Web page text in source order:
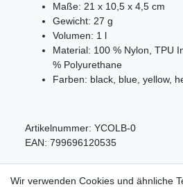
Maße: 21 x 10,5 x 4,5 cm
Gewicht: 27 g
Volumen: 1 l
Material: 100 % Nylon, TPU
% Polyurethane
Farben: black, blue, yellow,
Artikelnummer: YCOLB-0
EAN: 799696120535
Wir verwenden Cookies und ähnliche